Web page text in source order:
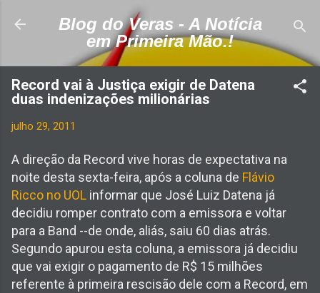
Pular para o conteúdo principal
Blog do Veras - A Notícia
em Primeira Mão.!
Record vai à Justiça exigir de Datena
duas indenizações milionárias
julho 29, 2011
A direção da Record vive horas de expectativa na
noite desta sexta-feira, após a coluna de Flávio
Ricco no UOL informar que José Luiz Datena já
decidiu romper contrato com a emissora e voltar
para a Band --de onde, aliás, saiu 60 dias atrás.
Segundo apurou esta coluna, a emissora já decidiu
que vai exigir o pagamento de R$ 15 milhões
referente à primeira rescisão dele com a Record, em